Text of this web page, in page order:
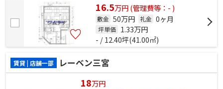
16.5万円(管理費等：- )
敷金 50万円 礼金 0ヶ月
坪単価 1.33万円
- / 12.40坪(41.00㎡)
賃貸 | 店舗一部 レーベン三宮
18万円